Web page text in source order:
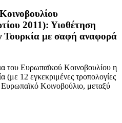
2011): Υιοθέτηση
Τουρκία με σαφή αναφορά
του Ευρωπαϊκού Κοινοβουλίου η
(με 12 εγκεκριμένες τροπολογίες
Κοινοβούλιο, μεταξύ